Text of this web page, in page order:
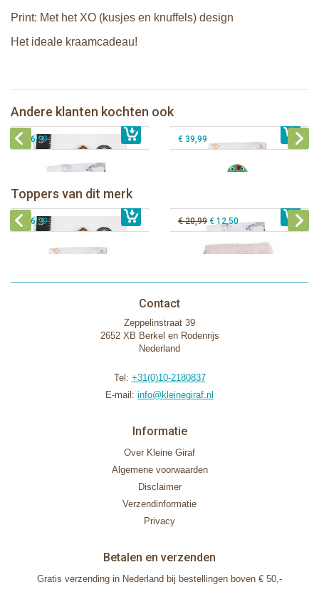
Print: Met het XO (kusjes en knuffels) design
Het ideale kraamcadeau!
Andere klanten kochten ook
€ 21,99€ 14,50
Lulujo swaddle 120x120 - Afrique
€ 16,99 € 39,99
Toppers van dit merk
Lulujo Baby's First Year Swaddle &
Cards - Loved beyond measure
€ 21,99€ 14,50
Lulujo swaddle 120x120 - Afrique
Lulujo swaddle 120x120 - Little Fawn
€ 16,99 € 20,99 € 12,50
Contact
Zeppelinstraat 39
2652 XB Berkel en Rodenrijs
Nederland
Tel: +31(0)10-2180837
E-mail: info@kleinegiraf.nl
Informatie
Over Kleine Giraf
Algemene voorwaarden
Disclaimer
Verzendinformatie
Privacy
Betalen en verzenden
Gratis verzending in Nederland bij bestellingen boven € 50,-